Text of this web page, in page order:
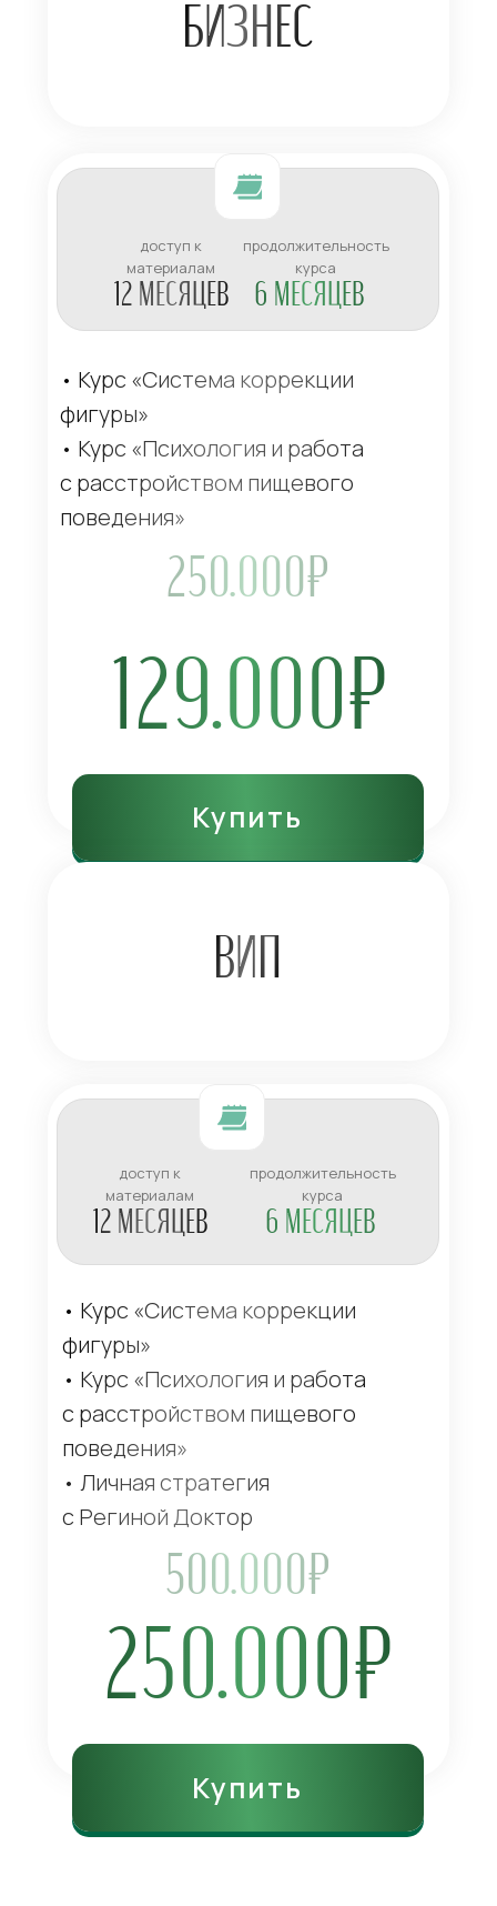
• Курс «Система коррекции
фигуры»
• Курс «Психология и работа
с расстройством пищевого
поведения»
доступ к
материалам
12 МЕСЯЦЕВ 6 МЕСЯЦЕВ
продолжительность
курса
БИЗНЕС
Купить
129.000₽
250.000₽
500.000₽
• Курс «Система коррекции
фигуры»
• Курс «Психология и работа
с расстройством пищевого
поведения»
• Личная стратегия
с Региной Доктор
доступ к
материалам
12 МЕСЯЦЕВ
продолжительность
курса
6 МЕСЯЦЕВ
ВИП
Купить
250.000₽